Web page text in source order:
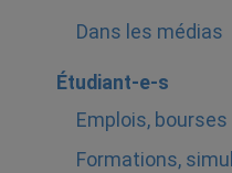
Dans les médias
Étudiant-e-s
Emplois,
Formations,